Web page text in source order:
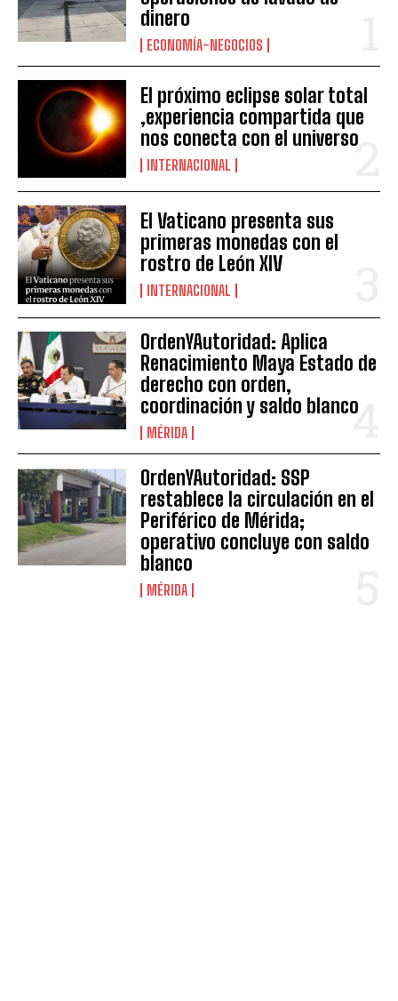
dinero
ECONOMÍA-NEGOCIOS
El próximo eclipse solar total
,experiencia compartida que
nos conecta con el universo
INTERNACIONAL
El Vaticano presenta sus
primeras monedas con el
rostro de León XIV
INTERNACIONAL
OrdenYAutoridad: Aplica
Renacimiento Maya Estado de
derecho con orden,
coordinación y saldo blanco
MÉRIDA
OrdenYAutoridad: SSP
restablece la circulación en el
Periférico de Mérida;
operativo concluye con saldo
blanco
MÉRIDA